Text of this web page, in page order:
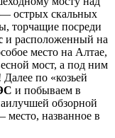
— острых скальных
торчащие посреди
и расположенный на
место на Алтае,
мост, а под ним
по «козьей
и побываем в
обзорной
место, названное в